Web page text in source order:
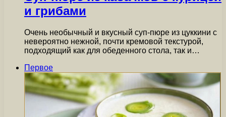
и грибами
Очень необычный и вкусный суп-пюре из цуккини с
невероятно нежной, почти кремовой текстурой,
подходящий как для обеденного стола, так и…
Первое